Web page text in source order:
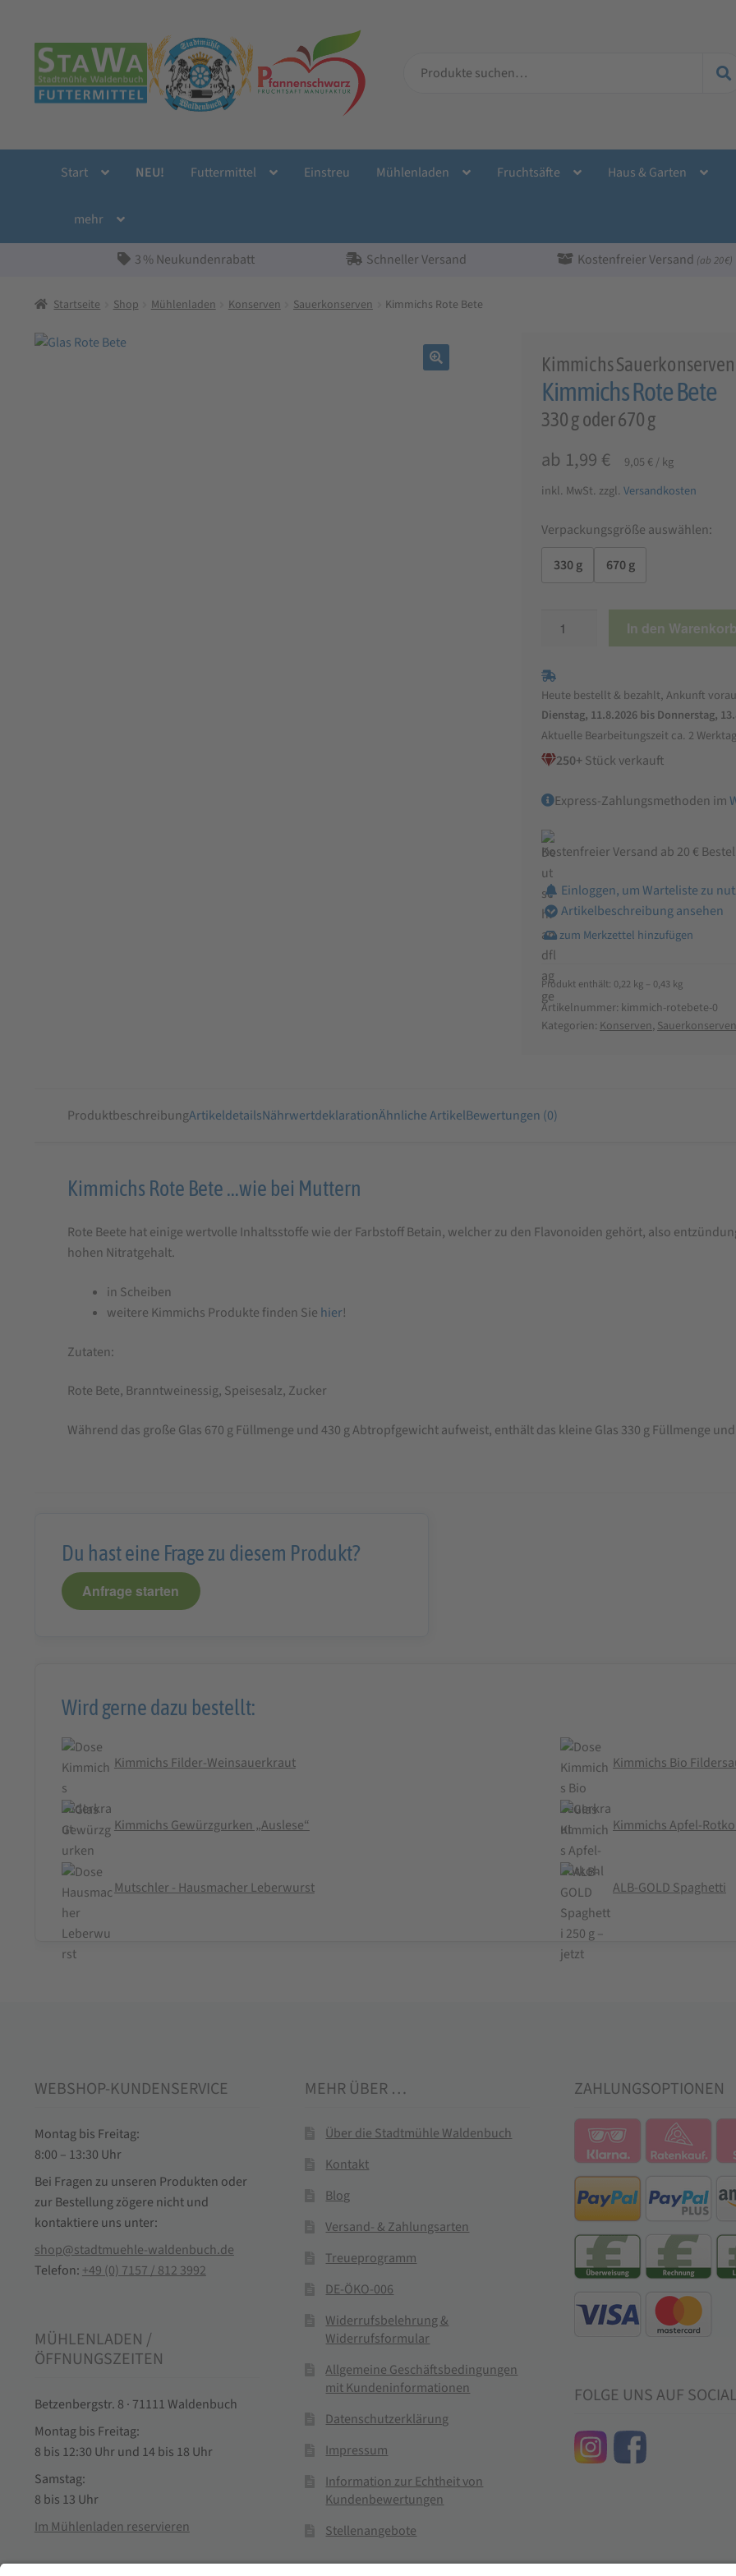
Navigation
springen
Inhalt
springen
nach:
Start NEU! Futtermittel Einstreu Mühlenladen Fruchtsäfte Haus & Garten
mehr
3 % Neukundenrabatt Schneller Versand Kostenfreier Versand (ab 20 €)
Startseite Shop Mühlenladen Konserven Sauerkonserven Kimmichs Rote Bete
Kimmichs Sauerkonserven
Kimmichs Rote Bete
330 g oder 670 g
ab 1,99 € 9,05 € /kg
inkl. MwSt. zzgl. Versandkosten
Verpackungsgröße auswählen:
330 g
670 g
Rote
Menge
In den Warenkorb
Heute bestellt & bezahlt, Ankunft
Dienstag, 11.8.2026 bis Donnerstag,
Aktuelle Bearbeitungszeit ca. 2
250+Stück verkauft
Express-Zahlungsmethoden im
Kostenfreier Versand ab 20 €
Einloggen, um Warteliste zu
Artikelbeschreibung ansehen
Produkt enthält: 0,22 kg– 0,43 kg
Artikelnummer: kimmich-rotebete-0
Kategorien: Konserven, Sauerkonserven
ProduktbeschreibungArtikeldetailsNährwertdeklarationÄhnliche ArtikelBewertungen (0)
Produktbeschreibung
Kimmichs
Rote
Bete
Kimmichs Rote Bete …wie bei Muttern
Rote Beete hat einige wertvolle Inhaltsstoffe wie der Farbstoff Betain, welcher zu den Flavonoiden gehört, also
hohen Nitratgehalt.
in Scheiben
weitere Kimmichs Produkte finden Sie hier!
Zutaten:
Rote Bete, Branntweinessig, Speisesalz, Zucker
Während das große Glas 670 g Füllmenge und 430 g Abtropfgewicht aufweist, enthält das kleine Glas 330 g Füllmenge
Du hast eine Frage zu diesem Produkt?
Anfrage starten
Wird gerne dazu bestellt:
Kimmichs Filder-Weinsauerkraut Kimmichs Bio
Kimmichs Gewürzgurken „Auslese“ Kimmichs Apfel-
Mutschler - Hausmacher Leberwurst ALB-GOLD Spaghetti
WEBSHOP-KUNDENSERVICE
Montag bis Freitag:
8:00 – 13:30 Uhr
Bei Fragen zu unseren Produkten oder
zur Bestellung zögere nicht und
kontaktiere uns unter:
shop@stadtmuehle-waldenbuch.de
Telefon: +49 (0) 7157 / 812 3992
MÜHLENLADEN /
ÖFFNUNGSZEITEN
Betzenbergstr. 8 · 71111 Waldenbuch
Montag bis Freitag:
8 bis 12:30 Uhr und 14 bis 18 Uhr
Samstag:
8 bis 13 Uhr
Im Mühlenladen reservieren
MEHR ÜBER …
Über die Stadtmühle Waldenbuch
Kontakt
Blog
Versand- & Zahlungsarten
Treueprogramm
DE-ÖKO-006
Widerrufsbelehrung &
Widerrufsformular
Allgemeine Geschäftsbedingungen
mit Kundeninformationen
Datenschutzerklärung
Impressum
Information zur Echtheit von
Kundenbewertungen
Stellenangebote
ZAHLUNGSOPTIONEN
FOLGE UNS AUF